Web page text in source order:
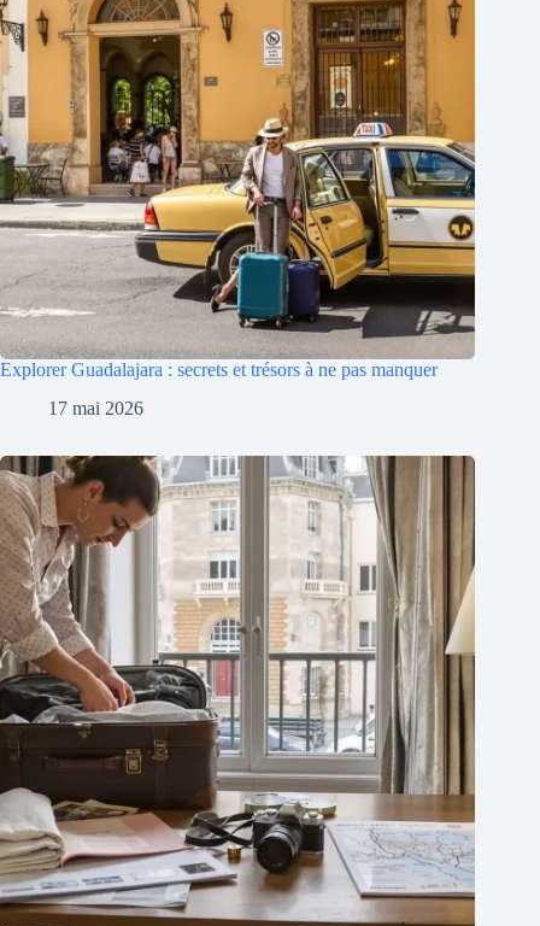
Explorer Guadalajara : secrets et trésors à ne pas manquer
17 mai 2026